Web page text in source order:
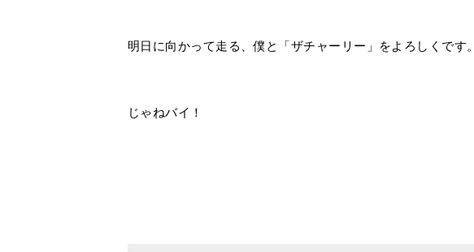
明日に向かって走る、僕と「ザチャーリー」をよろしくです。
じゃねバイ！